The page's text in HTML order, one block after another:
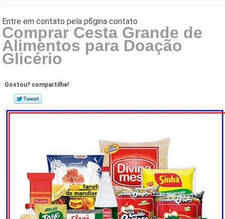
Comprar Cesta Grande de
Alimentos para Doação
Glicério
Gostou? compartilhe!